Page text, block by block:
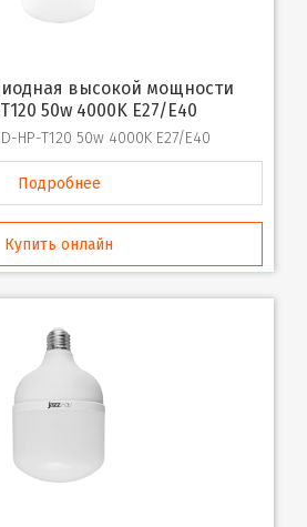
50w 4000K E27/E40
HP-T120 50w 4000K E27/E40
Подробнее
Купить онлайн